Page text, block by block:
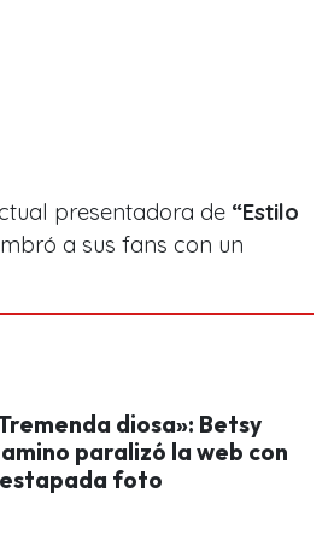
presentadora de “Estilo
a sus fans con un
diosa»: Betsy
paralizó la web con
foto